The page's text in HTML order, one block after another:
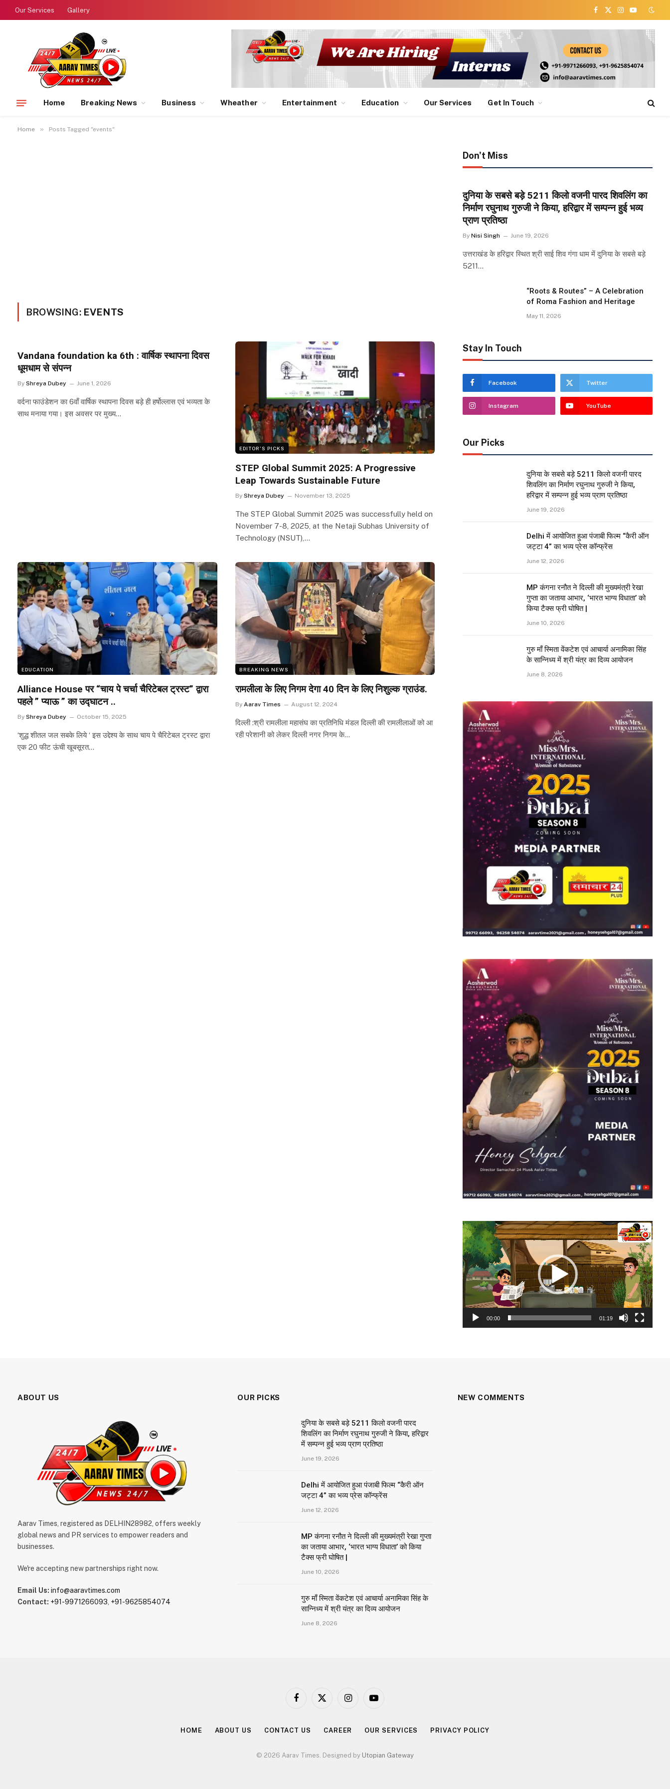
Our Services Gallery
Facebook
X
Instagram
YouTube
Home Breaking News Business Wheather Entertainment Education Our Services Get In Touch
Home » Posts Tagged "events"
BROWSING: EVENTS
Vandana foundation ka 6th : वार्षिक स्थापना दिवस
धूमधाम से संपन्न
By Shreya Dubey June 1, 2026
वर्दना फाउंडेशन का 6वाँ वार्षिक स्थापना दिवस बड़े ही हर्षोल्लास एवं भव्यता के
साथ मनाया गया। इस अवसर पर मुख्य…
EDITOR'S PICKS
STEP Global Summit 2025: A Progressive
Leap Towards Sustainable Future
By Shreya Dubey November 13, 2025
The STEP Global Summit 2025 was successfully held on
November 7-8, 2025, at the Netaji Subhas University of
Technology (NSUT),…
EDUCATION
Alliance House पर “चाय पे चर्चा चैरिटेबल ट्रस्ट” द्वारा
पहले ” प्याऊ ” का उद्घाटन ..
By Shreya Dubey October 15, 2025
‘शुद्ध शीतल जल सबके लिये ‘ इस उद्देश्य के साथ चाय पे चैरिटेबल ट्रस्ट द्वारा
एक 20 फीट ऊंची खूबसूरत…
BREAKING NEWS
रामलीला के लिए निगम देगा 40 दिन के लिए निशुल्क ग्राउंड.
By Aarav Times August 12, 2024
दिल्ली :श्री रामलीला महासंघ का प्रतिनिधि मंडल दिल्ली की रामलीलाओं को आ
रही परेशानी को लेकर दिल्ली नगर निगम के…
Don't Miss
दुनिया के सबसे बड़े 5211 किलो वजनी पारद शिवलिंग का
निर्माण रघुनाथ गुरुजी ने किया, हरिद्वार में सम्पन्न हुई भव्य
प्राण प्रतिष्ठा
By Nisi Singh June 19, 2026
उत्तराखंड के हरिद्वार स्थित श्री साई शिव गंगा धाम में दुनिया के सबसे बड़े
5211…
“Roots & Routes” – A Celebration
of Roma Fashion and Heritage
May 11, 2026
Stay In Touch
Facebook Twitter
Instagram YouTube
Our Picks
दुनिया के सबसे बड़े 5211 किलो वजनी पारद
शिवलिंग का निर्माण रघुनाथ गुरुजी ने किया,
हरिद्वार में सम्पन्न हुई भव्य प्राण प्रतिष्ठा
June 19, 2026
Delhi में आयोजित हुआ पंजाबी फिल्म “कैरी ऑन
जट्टा 4” का भव्य प्रेस कॉन्फ्रेंस
June 12, 2026
MP कंगना रनौत ने दिल्ली की मुख्यमंत्री रेखा
गुप्ता का जताया आभार, ‘भारत भाग्य विधाता’ को
किया टैक्स फ्री घोषित |
June 10, 2026
गुरु माँ स्मिता वेंकटेश एवं आचार्या अनामिका सिंह
के सान्निध्य में श्री यंत्र का दिव्य आयोजन
June 8, 2026
Video
Player
00:00 01:19
ABOUT US
Aarav Times, registered as DELHIN28982, offers weekly
global news and PR services to empower readers and
businesses.
We're accepting new partnerships right now.
Email Us: info@aaravtimes.com
Contact: +91-9971266093, +91-9625854074
OUR PICKS
दुनिया के सबसे बड़े 5211 किलो वजनी पारद
शिवलिंग का निर्माण रघुनाथ गुरुजी ने किया, हरिद्वार
में सम्पन्न हुई भव्य प्राण प्रतिष्ठा
June 19, 2026
Delhi में आयोजित हुआ पंजाबी फिल्म “कैरी ऑन
जट्टा 4” का भव्य प्रेस कॉन्फ्रेंस
June 12, 2026
MP कंगना रनौत ने दिल्ली की मुख्यमंत्री रेखा गुप्ता
का जताया आभार, ‘भारत भाग्य विधाता’ को किया
टैक्स फ्री घोषित |
June 10, 2026
गुरु माँ स्मिता वेंकटेश एवं आचार्या अनामिका सिंह के
सान्निध्य में श्री यंत्र का दिव्य आयोजन
June 8, 2026
NEW COMMENTS
Facebook
X
InstagramYouTube
HOME ABOUT US CONTACT US CAREER OUR SERVICES PRIVACY POLICY
© 2026 Aarav Times. Designed by Utopian Gateway